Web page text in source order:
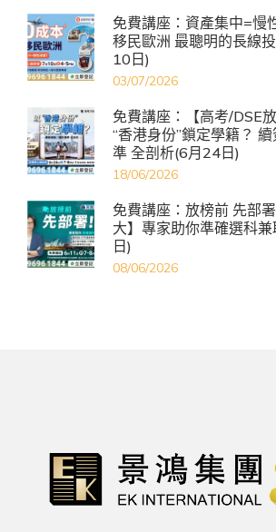
免費講座：資產集中=慢
移民歐洲 最聰明的長線
10日)
03/07/2026
免費講座：【高考/DSE
“香港身份”鎖定學籍？
準 全剖析(6月24日)
18/06/2026
免費講座：放榜前 先部
大】專家助你準確選科
日)
08/06/2026